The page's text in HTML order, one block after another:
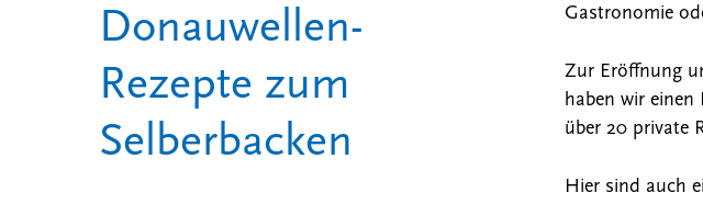
Drücken Sie ENTER zum Suchen oder ESC, um die Suche zu schließen
Donauwellen-
Rezepte zum
Selberbacken
Gastronomie
Zur Eröffnung
haben wir einen
über 20 private
Hier sind auch